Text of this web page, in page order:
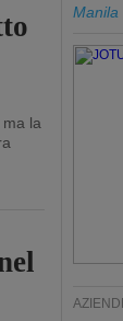
la
Manila